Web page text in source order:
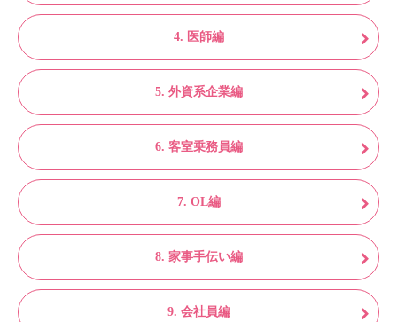
4. 医師編
5. 外資系企業編
6. 客室乗務員編
7. OL編
8. 家事手伝い編
9. 会社員編